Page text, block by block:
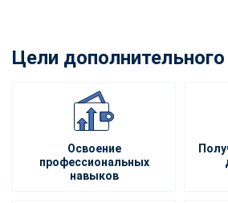
Цели
Освоение
профессиональных
навыков